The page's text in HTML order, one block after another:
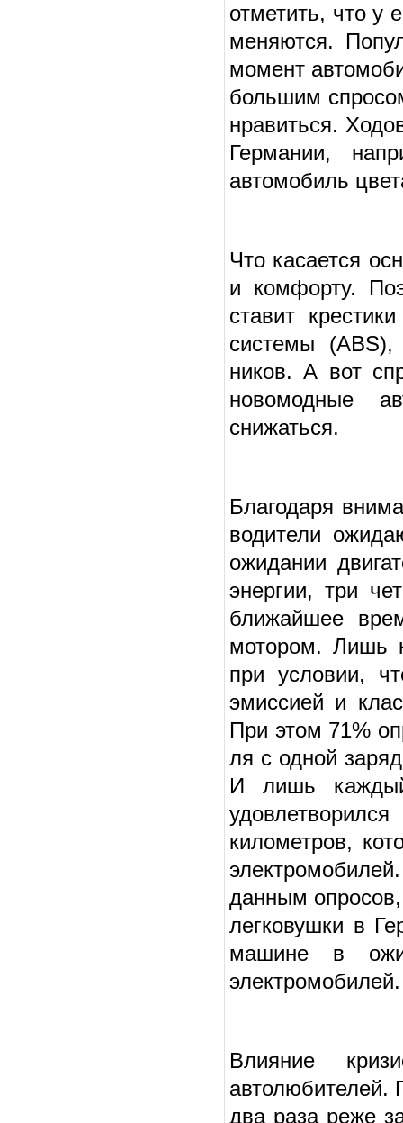
отметить, что у
меняются.
момент
большим
нравиться.
Германии,
автомобиль
Что касается
и комфорту.
ставит
системы (ABS),
ников. А вот
новомодные
снижаться.
Благодаря
водители
ожидании
энергии, три
ближайшее
мотором. Лишь
при условии,
эмиссией и
При этом 71%
ля с одной
И лишь каждый
километров,
данным
легковушки в
машине в
электромобилей.
Влияние
автолюбителей.
два раза реже